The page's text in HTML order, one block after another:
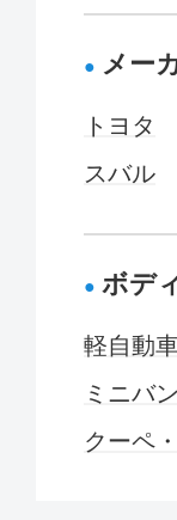
メー
トヨタ
スバル
ボデ
軽自動
ミニバン
クーペ